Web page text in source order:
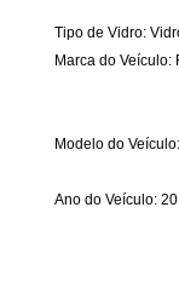
Tipo de Vidro:
Marca do Veículo:
Modelo do
Ano do Veículo: